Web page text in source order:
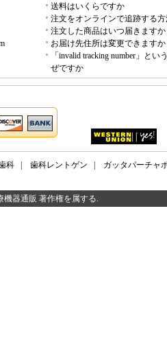
送料はいくらですか
注文をオンラインで追跡する
注文した商品はいつ届きますか
お届け先住所は変更できますか
「invalid tracking number」とい
ぜですか
科 歯科レントゲン
ガッタパーチャ
機器通販 著作権を属する.